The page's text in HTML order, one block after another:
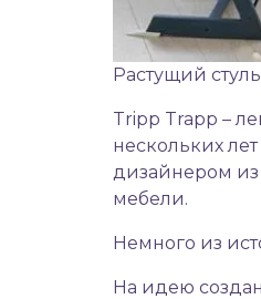
Растущий
Tripp Trapp –
нескольких
дизайнером из
мебели.
Немного из
На идею